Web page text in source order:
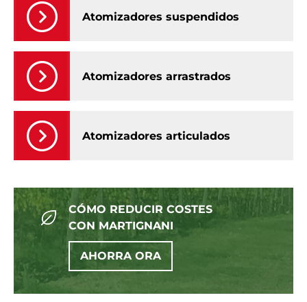
Atomizadores suspendidos
Atomizadores arrastrados
Atomizadores articulados
CÓMO REDUCIR COSTES
CON MARTIGNANI
AHORRA ORA